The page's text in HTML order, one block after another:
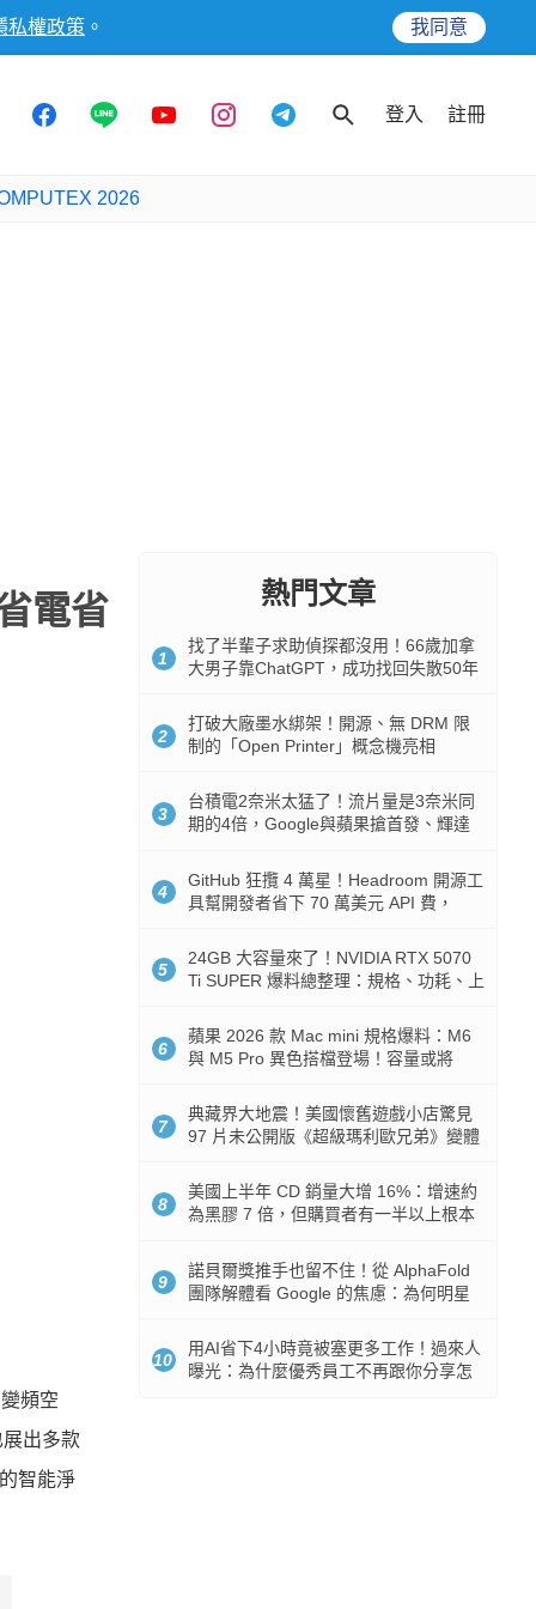
私權政策 。 我同意
登入 註冊
2026
電省
頻空
出多款
智能淨
熱門文章
1
找了半輩子求助偵探都沒用！66歲加拿
大男子靠ChatGPT，成功找回失散50年
2
打破大廠墨水綁架！開源、無 DRM 限
制的「Open Printer」概念機亮相
3
台積電2奈米太猛了！流片量是3奈米同
期的4倍，Google與蘋果搶首發、輝達
4
GitHub 狂攬 4 萬星！Headroom 開源工
具幫開發者省下 70 萬美元 API 費，
5
24GB 大容量來了！NVIDIA RTX 5070
Ti SUPER 爆料總整理：規格、功耗、上
6
蘋果 2026 款 Mac mini 規格爆料：M6
與 M5 Pro 異色搭檔登場！容量或將
7
典藏界大地震！美國懷舊遊戲小店驚見
97 片未公開版《超級瑪利歐兄弟》變體
8
美國上半年 CD 銷量大增 16%：增速約
為黑膠 7 倍，但購買者有一半以上根本
9
諾貝爾獎推手也留不住！從 AlphaFold
團隊解體看 Google 的焦慮：為何明星
10
用AI省下4小時竟被塞更多工作！過來人
曝光：為什麼優秀員工不再跟你分享怎